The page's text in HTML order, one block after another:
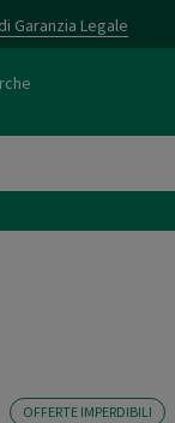
Garanzia Legale
OFFERTE IMPERDIBILI